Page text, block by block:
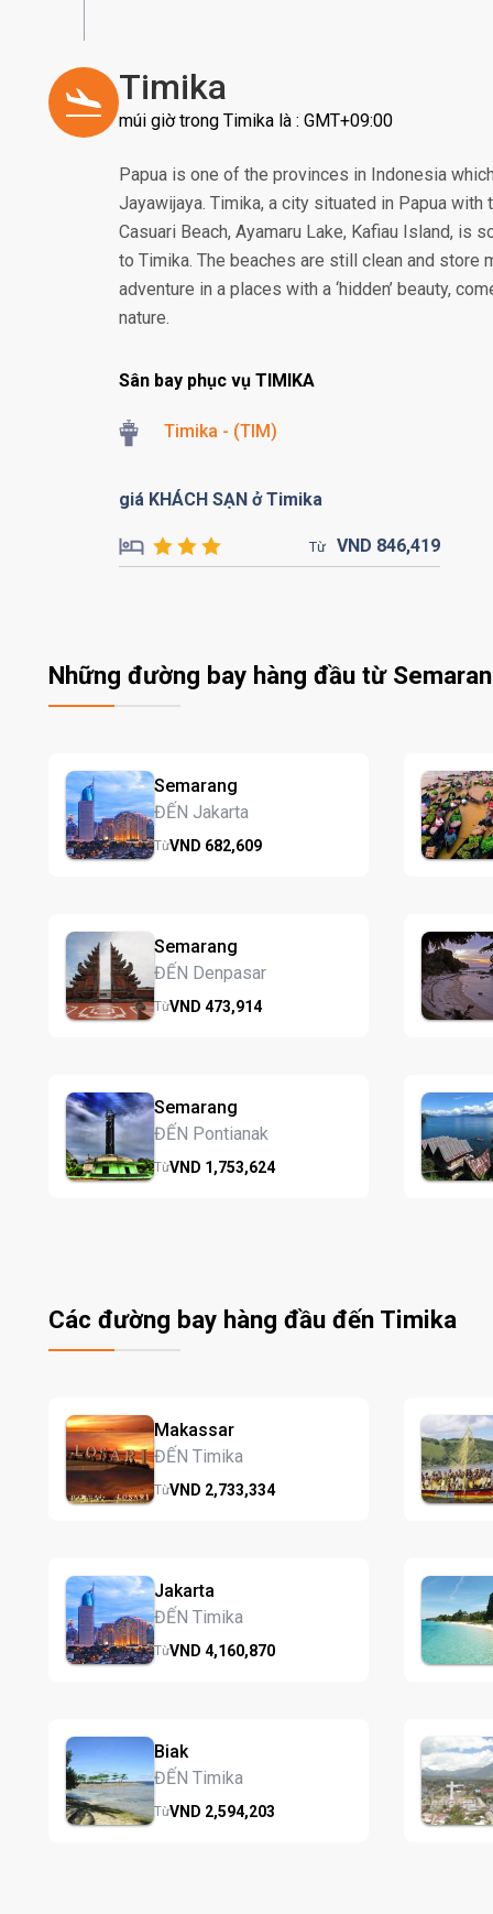
Timika
múi giờ trong Timika là : GMT+09:00
Papua is one of the provinces in Indonesia
Jayawijaya. Timika, a city situated in Papua
Casuari Beach, Ayamaru Lake, Kafiau Island,
to Timika. The beaches are still clean and store
adventure in a places with a ‘hidden’ beauty,
nature.
Sân bay phục vụ TIMIKA
Timika - (TIM)
giá KHÁCH SẠN ở Timika
Từ VND 846,419
Những đường bay hàng đầu từ
Semarang
ĐẾN Jakarta
TừVND 682,609
Semarang
ĐẾN Denpasar
TừVND 473,914
Semarang
ĐẾN Pontianak
TừVND 1,753,624
Các đường bay hàng đầu đến Timika
Makassar
ĐẾN Timika
TừVND 2,733,334
Jakarta
ĐẾN Timika
TừVND 4,160,870
Biak
ĐẾN Timika
TừVND 2,594,203